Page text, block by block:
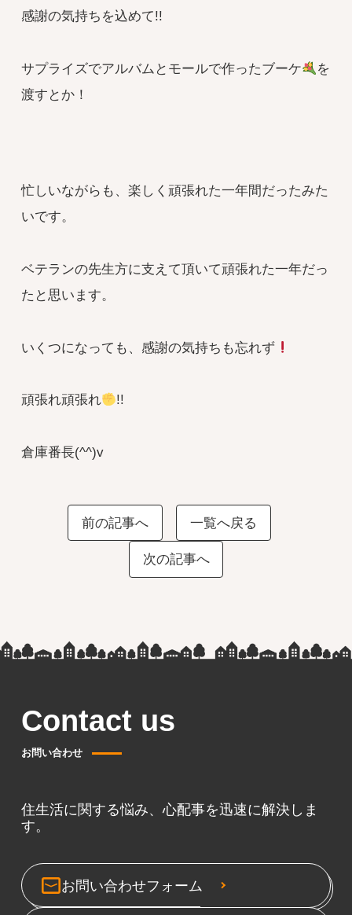
感謝の気持ちを込めて!!
サプライズでアルバムとモールで作ったブーケ
を
渡すとか！
忙しいながらも、楽しく頑張れた一年間だったみた
いです。
ベテランの先生方に支えて頂いて頑張れた一年だっ
たと思います。
いくつになっても、感謝の気持ちも忘れず
頑張れ頑張れ !!
倉庫番長(^^)v
前の記事へ 一覧へ戻る
次の記事へ
Contact us
お問い合わせ
住生活に関する悩み、心配事を迅速に解決しま
す。
お問い合わせフォーム